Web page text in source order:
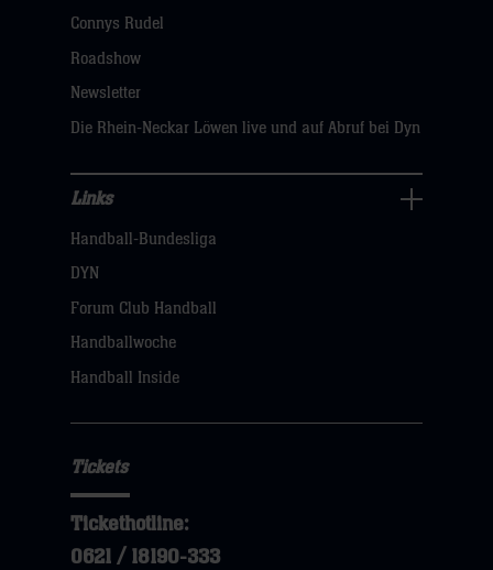
dann
hier
Connys Rudel
Roadshow
Newsletter
Die Rhein-Neckar Löwen live und auf Abruf bei Dyn
Navigation
öffnen,
dann
klicken
Links
Handball-Bundesliga
DYN
Forum Club Handball
Handballwoche
Handball Inside
Tickets
Tickethotline:
0621 / 18190-333